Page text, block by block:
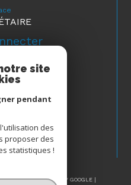
POWERED BY GOOGLE |
site
pendant
des
proposer des
statistiques !